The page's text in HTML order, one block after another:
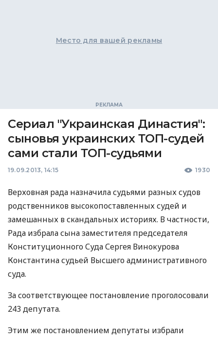
Место для вашей рекламы
Сериал "Украинская Династия":
сыновья украинских ТОП-судей
сами стали ТОП-судьями
19.09.2013, 14:15 1930
Верховная рада назначила судьями разных судов
родственников высокопоставленных судей и
замешанных в скандальных историях. В частности,
Рада избрала сына заместителя председателя
Конституционного Суда Сергея Винокурова
Константина судьей Высшего административного
суда.
За соответствующее постановление проголосовали
243 депутата.
Этим же постановлением депутаты избрали